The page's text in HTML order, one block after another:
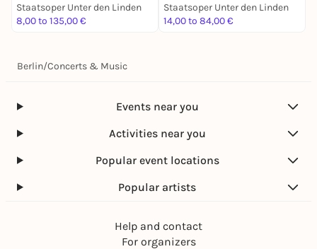
Staatsoper Unter den Linden
8,00 to 135,00 €
Staatsoper Unter den Linden
14,00 to 84,00 €
Berlin/Concerts & Music
Events near you
Activities near you
Popular event locations
Popular artists
Help and contact
For organizers